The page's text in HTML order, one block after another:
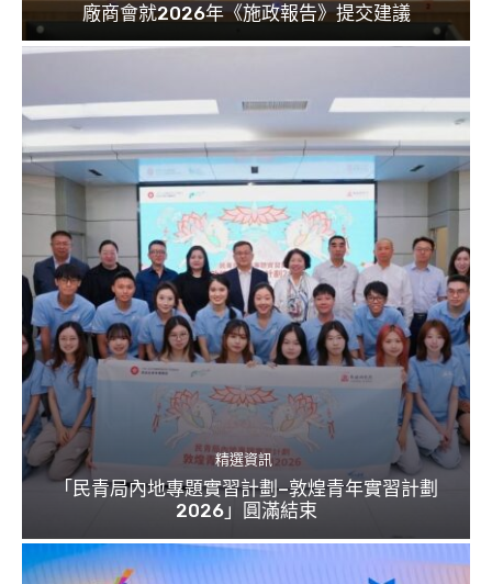
廠商會就2026年《施政報告》提交建議
精選資訊
「民青局內地專題實習計劃–敦煌青年實習計劃
2026」圓滿結束